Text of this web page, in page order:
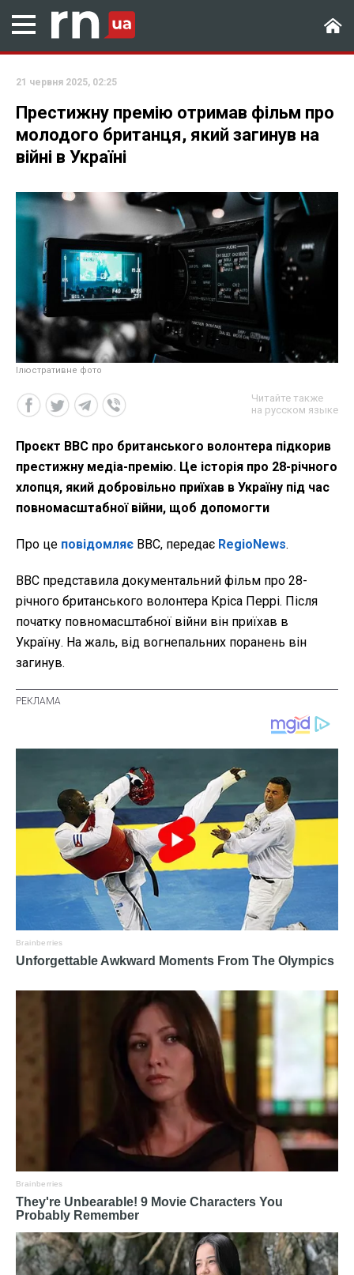
21 червня 2025, 02:25
Престижну премію отримав фільм про
молодого британця, який загинув на
війні в Україні
Ілюстративне фото
Читайте также
на русском языке
Проєкт BBC про британського волонтера підкорив
престижну медіа-премію. Це історія про 28-річного
хлопця, який добровільно приїхав в Україну під час
повномасштабної війни, щоб допомогти
Про це повідомляє BBC, передає RegioNews.
ВВС представила документальний фільм про 28-
річного британського волонтера Кріса Перрі. Після
початку повномасштабної війни він приїхав в
Україну. На жаль, від вогнепальних поранень він
загинув.